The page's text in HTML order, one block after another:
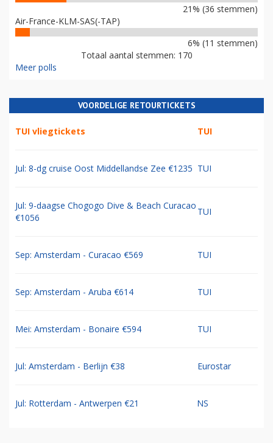
21% (36 stemmen)
Air-France-KLM-SAS(-TAP)
6% (11 stemmen)
Totaal aantal stemmen: 170
Meer polls
VOORDELIGE RETOURTICKETS
TUI vliegtickets TUI
Jul: 8-dg cruise Oost Middellandse Zee €1235 TUI
Jul: 9-daagse Chogogo Dive & Beach Curacao
€1056
TUI
Sep: Amsterdam - Curacao €569 TUI
Sep: Amsterdam - Aruba €614 TUI
Mei: Amsterdam - Bonaire €594 TUI
Jul: Amsterdam - Berlijn €38 Eurostar
Jul: Rotterdam - Antwerpen €21 NS